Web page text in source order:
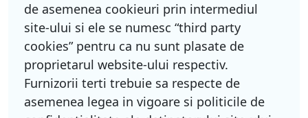
de asemenea cookieuri prin intermediul
site-ului si ele se numesc “third party
cookies” pentru ca nu sunt plasate de
proprietarul website-ului respectiv.
Furnizorii terti trebuie sa respecte de
asemenea legea in vigoare si politicile de